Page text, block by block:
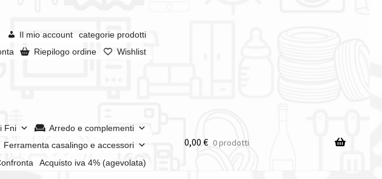
Il mio account
categorie prodotti
Riepilogo ordine Wishlist
Fni
Arredo e complementi
Ferramenta casalingo e accessori
Acquisto iva 4% (agevolata)
0,00 € 0 prodotti